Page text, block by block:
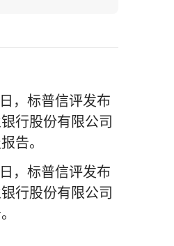
，标普信评发布
行股份有限公司
告。
，标普信评发布
行股份有限公司